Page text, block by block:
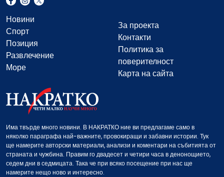
Новини
Спорт
Позиция
Развлечение
Море
За проекта
Контакти
Политика за
поверителност
Карта на сайта
Има твърде много новини. В НАКРАТКО ние ви предлагаме само в
няколко параграфа най-важните, провокиращи и забавни истории. Тук
ще намерите авторски материали, анализи и коментари на събитията от
страната и чужбина. Правим го двадесет и четири часа в денонощието,
седем дни в седмицата. Така че при всяко посещение при нас ще
намерите нещо ново и интересно.